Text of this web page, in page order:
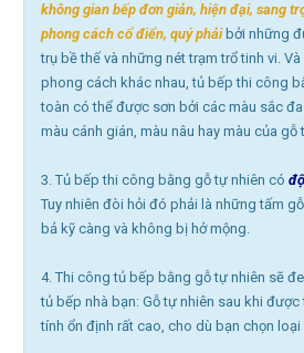
không gian bếp đơn giản, hiện đại, sang
phong cách cổ điển, quý phảibởi những
trụ bề thế và những nét trạm trổ tinh vi.
phong cách khác nhau, tủ bếp thi công
toàn có thể được sơn bởi các màu sắc
màu cánh gián, màu nâu hay màu của gỗ
3. Tủ bếp thi công bằng gỗ tự nhiên có
Tuy nhiên đòi hỏi đó phải là những tấm
bả kỹ càng và không bị hở mộng.
4. Thi công tủ bếp bằng gỗ tự nhiên sẽ
tủ bếp nhà bạn: Gỗ tự nhiên sau khi
tính ổn định rất cao, cho dù bạn chọn loại